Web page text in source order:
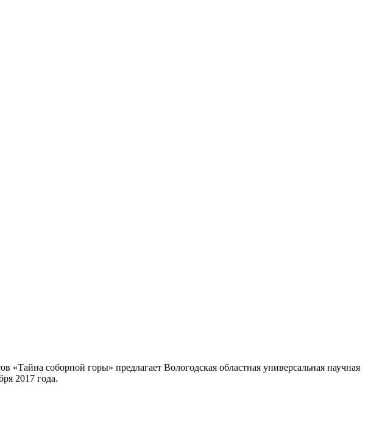
соборной горы» предлагает Вологодская областная универсальная научная
2017 года.